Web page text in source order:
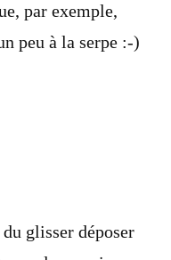
par exemple,
peu à la serpe :-)
glisser déposer